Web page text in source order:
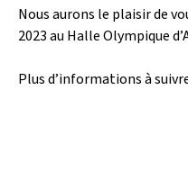
Nous aurons le plaisir de
2023 au Halle Olympique
Plus d’informations à